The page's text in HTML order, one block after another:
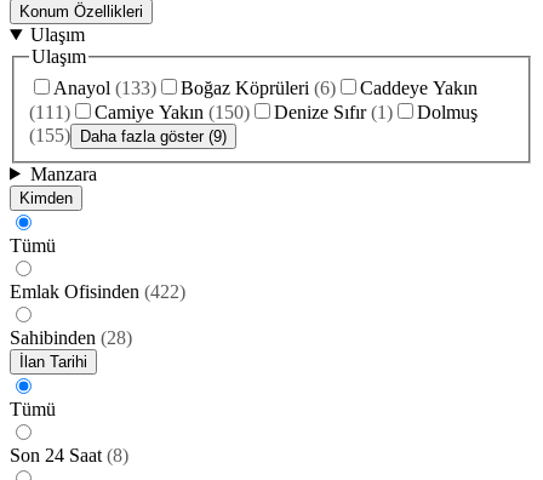
Konum Özellikleri
Ulaşım
Ulaşım
Anayol (133) Boğaz Köprüleri (6)
Caddeye Yakın
(111) Camiye Yakın (150) Denize Sıfır (1)
Dolmuş
(155) Daha fazla göster (9)
Manzara
Kimden
Tümü
Emlak Ofisinden (422)
Sahibinden (28)
İlan Tarihi
Tümü
Son 24 Saat (8)